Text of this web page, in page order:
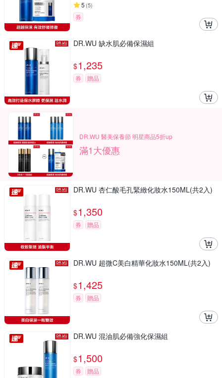
5 (5)
券
DR.WU 缺水肌必備保濕組
$1,235
券 贈品
DR.WU 醫美保養節 明星商品5折up
滿1大優惠
DR.WU 杏仁酸毛孔緊緻化妝水150ML(共2入)
$1,350
券 贈品
DR.WU 超微C美白精華化妝水150ML(共2入)
$1,425
券 贈品
DR.WU 混油肌必備強化保濕組
$1,500
券 贈品